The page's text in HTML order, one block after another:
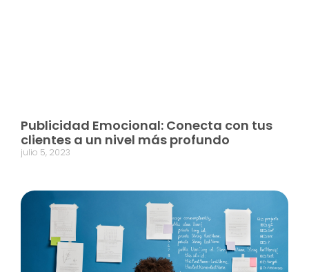
Publicidad Emocional: Conecta con tus
clientes a un nivel más profundo
julio 5, 2023